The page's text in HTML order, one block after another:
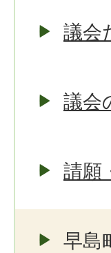
議会
議会
請願
早島